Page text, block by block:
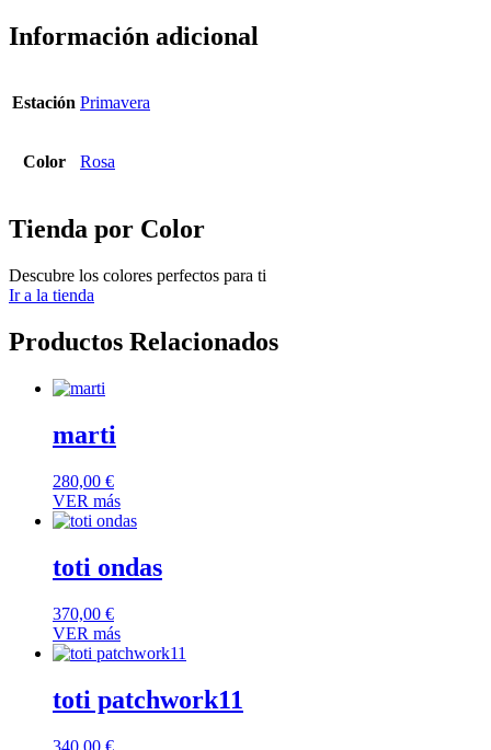
Información adicional
Estación Primavera
Color Rosa
Tienda por Color
Descubre los colores perfectos para ti
Ir a la tienda
Productos Relacionados
marti
280,00 €
VER más
toti ondas
370,00 €
VER más
toti patchwork11
340,00 €